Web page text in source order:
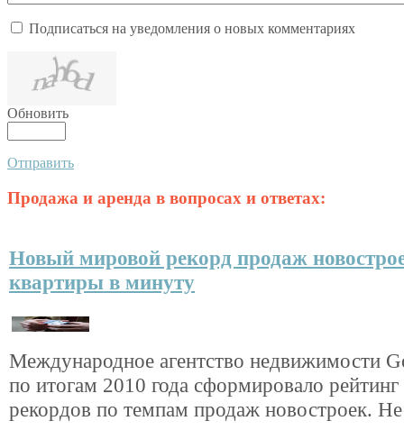
Подписаться на уведомления о новых комментариях
Обновить
Отправить
Продажа и аренда в вопросах и ответах:
Новый мировой рекорд продаж
квартиры в минуту
Международное агентство недвижимости
по итогам 2010 года сформировало
рекордов по темпам продаж новостроек.